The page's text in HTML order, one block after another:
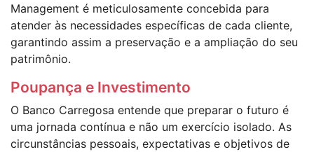
Management é meticulosamente concebida para
atender às necessidades específicas de cada cliente,
garantindo assim a preservação e a ampliação do seu
patrimônio.
Poupança e Investimento
O Banco Carregosa entende que preparar o futuro é
uma jornada contínua e não um exercício isolado. As
circunstâncias pessoais, expectativas e objetivos de